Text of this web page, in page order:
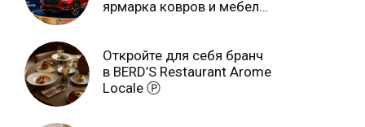
ярмарка ковров и мебели
Откройте для себя бранч
в BERD’S Restaurant Arome
Locale Ⓟ